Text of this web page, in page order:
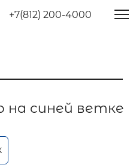
+7(812) 200-4000
на синей ветке